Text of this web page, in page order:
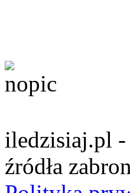
iledzisiaj.pl -
źródła